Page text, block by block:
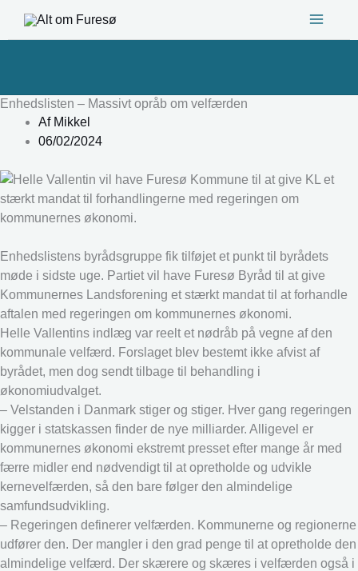
Enhedslisten – Massivt opråb om velfærden
AfMikkel
06/02/2024
Enhedslistens byrådsgruppe fik tilføjet et punkt til byrådets
møde i sidste uge. Partiet vil have Furesø Byråd til at give
Kommunernes Landsforening et stærkt mandat til at forhandle
aftalen med regeringen om kommunernes økonomi.
Helle Vallentins indlæg var reelt et nødråb på vegne af den
kommunale velfærd. Forslaget blev bestemt ikke afvist af
byrådet, men dog sendt tilbage til behandling i
økonomiudvalget.
– Velstanden i Danmark stiger og stiger. Hver gang regeringen
kigger i statskassen finder de nye milliarder. Alligevel er
kommunernes økonomi ekstremt presset efter mange år med
færre midler end nødvendigt til at opretholde og udvikle
kernevelfærden, så den bare følger den almindelige
samfundsudvikling.
– Regeringen definerer velfærden. Kommunerne og regionerne
udfører den. Der mangler i den grad penge til at opretholde den
almindelige velfærd. Der skærere og skæres i velfærden også i